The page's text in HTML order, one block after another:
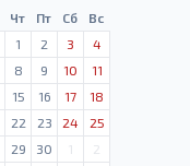
Чт Пт Сб
Вс
1 2 3
4
8 9 10
11
15 16 17
18
22 23 24
25
29 30 1
2